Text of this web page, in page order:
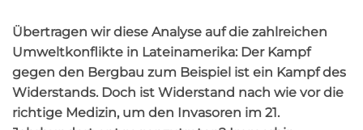
Übertragen wir diese Analyse auf die zahlreichen
Umweltkonflikte in Lateinamerika: Der Kampf
gegen den Bergbau zum Beispiel ist ein Kampf des
Widerstands. Doch ist Widerstand nach wie vor die
richtige Medizin, um den Invasoren im 21.